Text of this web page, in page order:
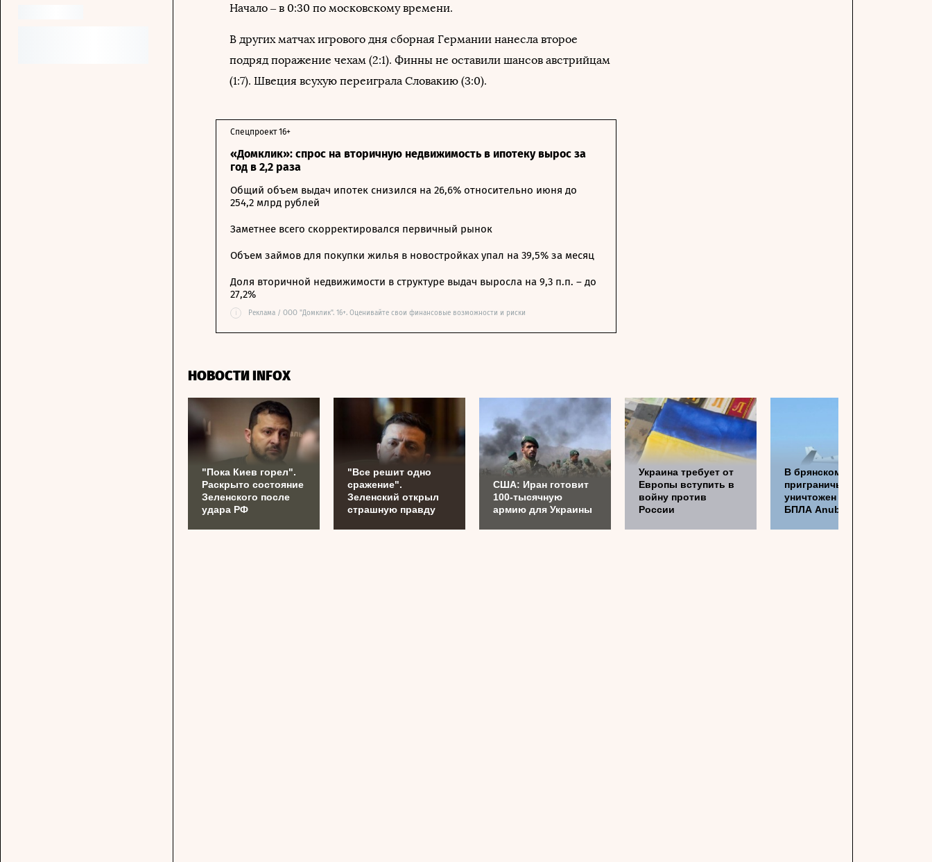
Начало – в 0:30 по московскому времени.
В других матчах игрового дня сборная Германии нанесла второе
подряд поражение чехам (2:1). Финны не оставили шансов австрийцам
(1:7). Швеция всухую переиграла Словакию (3:0).
«Домклик»: спрос на вторичную недвижимость в ипотеку вырос за
год в 2,2 раза
Спецпроект 16+
Общий объем выдач ипотек снизился на 26,6% относительно июня до
254,2 млрд рублей
Заметнее всего скорректировался первичный рынок
Объем займов для покупки жилья в новостройках упал на 39,5% за месяц
Доля вторичной недвижимости в структуре выдач выросла на 9,3 п.п. – до
27,2%
i Реклама / ООО "Домклик". 16+. Оценивайте свои финансовые возможности и риски
НОВОСТИ INFOX
"Пока Киев горел".
Раскрыто состояние
Зеленского после
удара РФ
"Все решит одно
сражение".
Зеленский открыл
страшную правду
США: Иран готовит
100-тысячную
армию для Украины
Украина требует от
Европы вступить в
войну против
России
В брянском
приграничье
уничтожен немецкий
БПЛА Anubis